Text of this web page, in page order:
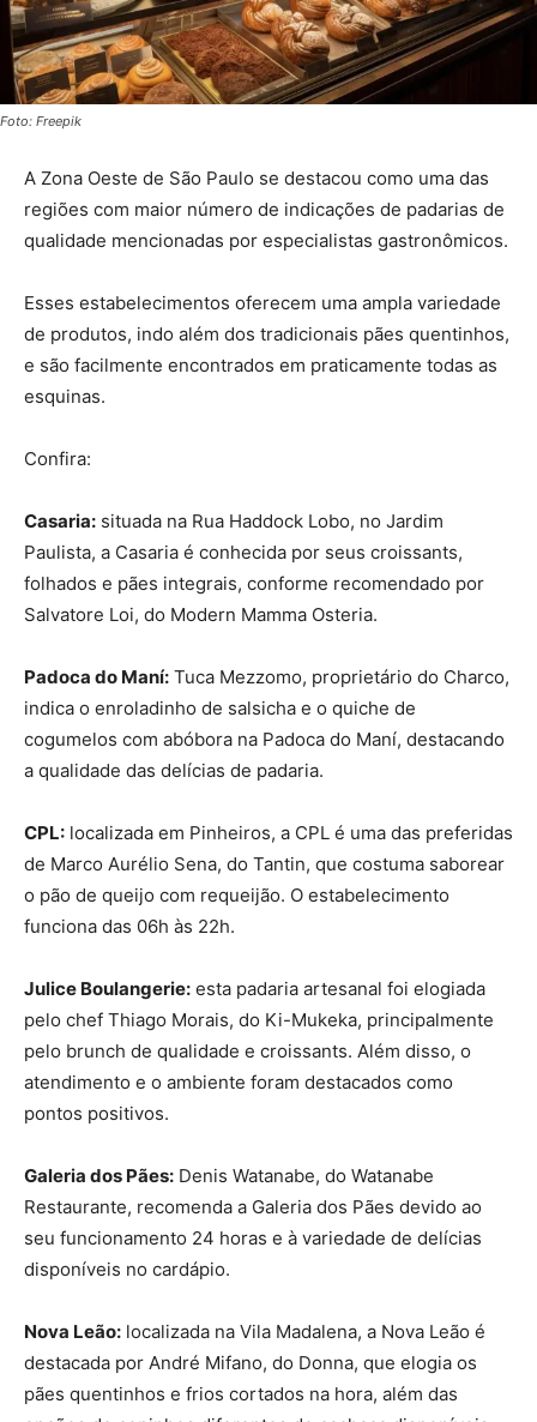
Foto: Freepik
A Zona Oeste de São Paulo se destacou como uma das
regiões com maior número de indicações de padarias de
qualidade mencionadas por especialistas gastronômicos.
Esses estabelecimentos oferecem uma ampla variedade
de produtos, indo além dos tradicionais pães quentinhos,
e são facilmente encontrados em praticamente todas as
esquinas.
Confira:
Casaria: situada na Rua Haddock Lobo, no Jardim
Paulista, a Casaria é conhecida por seus croissants,
folhados e pães integrais, conforme recomendado por
Salvatore Loi, do Modern Mamma Osteria.
Padoca do Maní: Tuca Mezzomo, proprietário do Charco,
indica o enroladinho de salsicha e o quiche de
cogumelos com abóbora na Padoca do Maní, destacando
a qualidade das delícias de padaria.
CPL: localizada em Pinheiros, a CPL é uma das preferidas
de Marco Aurélio Sena, do Tantin, que costuma saborear
o pão de queijo com requeijão. O estabelecimento
funciona das 06h às 22h.
Julice Boulangerie: esta padaria artesanal foi elogiada
pelo chef Thiago Morais, do Ki-Mukeka, principalmente
pelo brunch de qualidade e croissants. Além disso, o
atendimento e o ambiente foram destacados como
pontos positivos.
Galeria dos Pães: Denis Watanabe, do Watanabe
Restaurante, recomenda a Galeria dos Pães devido ao
seu funcionamento 24 horas e à variedade de delícias
disponíveis no cardápio.
Nova Leão: localizada na Vila Madalena, a Nova Leão é
destacada por André Mifano, do Donna, que elogia os
pães quentinhos e frios cortados na hora, além das